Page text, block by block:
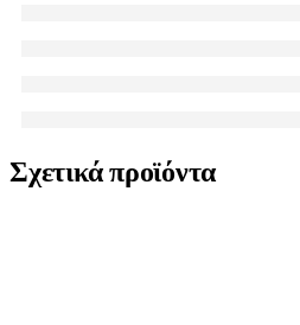
Σχετικά προϊόντα